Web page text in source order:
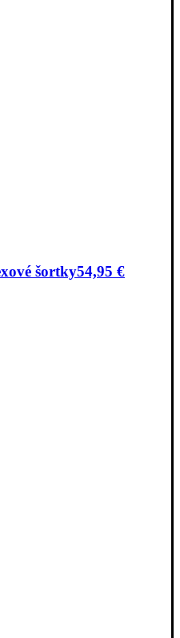
šortky54,95 €